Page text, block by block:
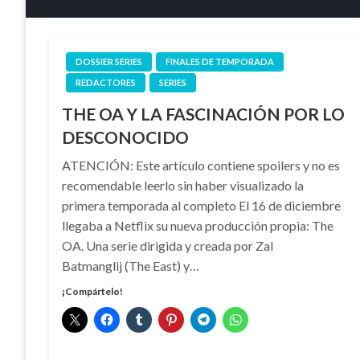
DOSSIER SERIES
FINALES DE TEMPORADA
REDACTORES
SERIES
THE OA Y LA FASCINACIÓN POR LO
DESCONOCIDO
ATENCIÓN: Este artículo contiene spoilers y no es
recomendable leerlo sin haber visualizado la
primera temporada al completo El 16 de diciembre
llegaba a Netflix su nueva producción propia: The
OA. Una serie dirigida y creada por Zal
Batmanglij (The East) y…
¡Compártelo!